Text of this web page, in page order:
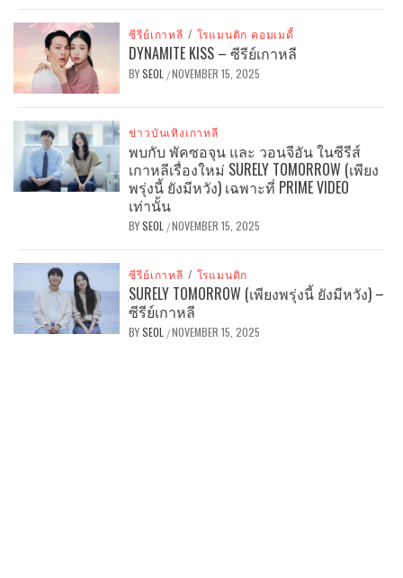
ซีรีย์เกาหลี / โรแมนติก คอมเมดี้
DYNAMITE KISS – ซีรีย์เกาหลี
BYSEOL /NOVEMBER 15, 2025
ข่าวบันเทิงเกาหลี
พบกับ พัคซอจุน และ วอนจีอัน ในซีรีส์
เกาหลีเรื่องใหม่ SURELY TOMORROW (เพียง
พรุ่งนี้ ยังมีหวัง) เฉพาะที่ PRIME VIDEO
เท่านั้น
BYSEOL /NOVEMBER 15, 2025
ซีรีย์เกาหลี / โรแมนติก
SURELY TOMORROW (เพียงพรุ่งนี้ ยังมีหวัง) –
ซีรีย์เกาหลี
BYSEOL /NOVEMBER 15, 2025